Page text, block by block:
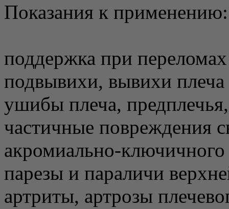
Показания к применению:
поддержка при
подвывихи, вывихи плеча
ушибы плеча,
частичные повреждения
акромиально-ключичного
парезы и параличи
артриты, артрозы